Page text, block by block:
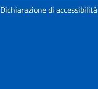
Dichiarazione di accessibilità